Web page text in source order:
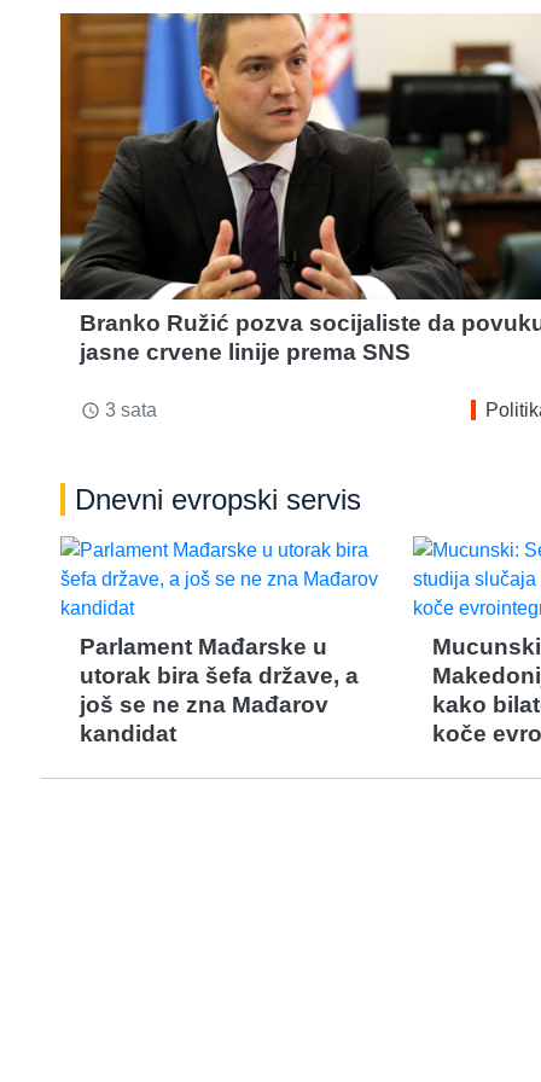
Branko Ružić pozva socijaliste da
jasne crvene linije prema SNS
access_time 3 sata
Dnevni evropski servis
Parlament Mađarske u
utorak bira šefa države, a
još se ne zna Mađarov
kandidat
kako
koče